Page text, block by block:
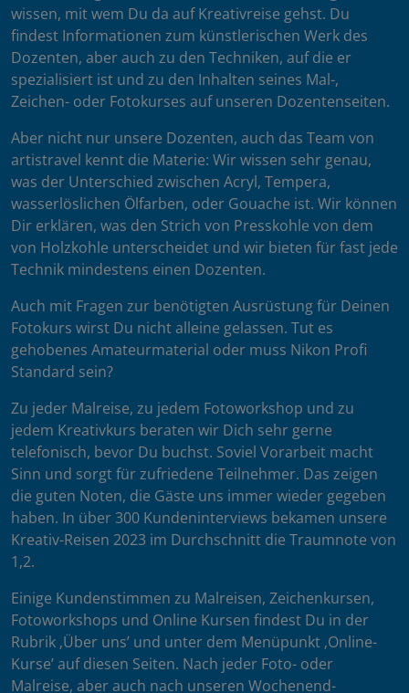
wissen, mit wem Du da auf Kreativreise gehst. Du
findest Informationen zum künstlerischen Werk des
Dozenten, aber auch zu den Techniken, auf die er
spezialisiert ist und zu den Inhalten seines Mal-,
Zeichen- oder Fotokurses auf unseren Dozentenseiten.
Aber nicht nur unsere Dozenten, auch das Team von
artistravel kennt die Materie: Wir wissen sehr genau,
was der Unterschied zwischen Acryl, Tempera,
wasserlöslichen Ölfarben, oder Gouache ist. Wir können
Dir erklären, was den Strich von Presskohle von dem
von Holzkohle unterscheidet und wir bieten für fast jede
Technik mindestens einen Dozenten.
Auch mit Fragen zur benötigten Ausrüstung für Deinen
Fotokurs wirst Du nicht alleine gelassen. Tut es
gehobenes Amateurmaterial oder muss Nikon Profi
Standard sein?
Zu jeder Malreise, zu jedem Fotoworkshop und zu
jedem Kreativkurs beraten wir Dich sehr gerne
telefonisch, bevor Du buchst. Soviel Vorarbeit macht
Sinn und sorgt für zufriedene Teilnehmer. Das zeigen
die guten Noten, die Gäste uns immer wieder gegeben
haben. In über 300 Kundeninterviews bekamen unsere
Kreativ-Reisen 2023 im Durchschnitt die Traumnote von
1,2.
Einige Kundenstimmen zu Malreisen, Zeichenkursen,
Fotoworkshops und Online Kursen findest Du in der
Rubrik ‚Über uns’ und unter dem Menüpunkt ‚Online-
Kurse’ auf diesen Seiten. Nach jeder Foto- oder
Malreise, aber auch nach unseren Wochenend-